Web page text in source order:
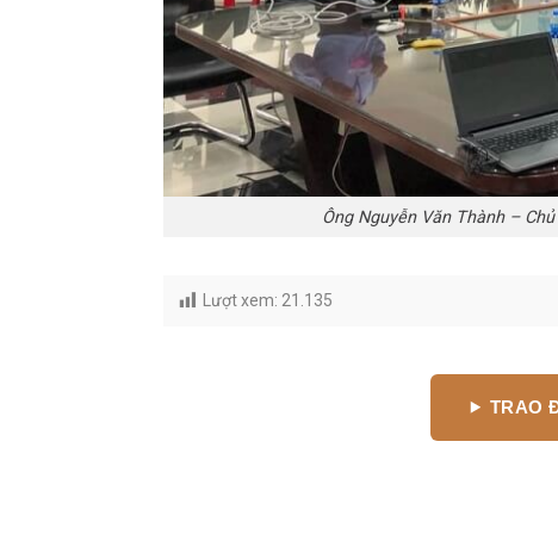
Ông Nguyễn Văn Thành –
Lượt xem: 21.135
TRAO